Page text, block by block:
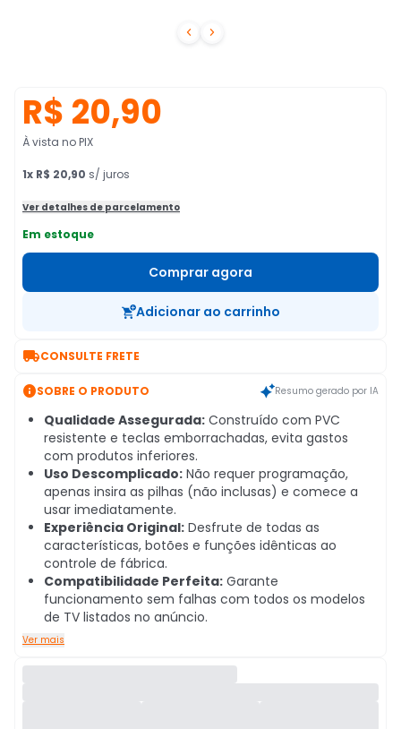
 
R$ 20,90
À vista no PIX
1x R$ 20,90 s/ juros
Ver detalhes de parcelamento
Em estoque
Comprar agora
Adicionar ao carrinho
CONSULTE FRETE
SOBRE O PRODUTO Resumo gerado por IA
Qualidade Assegurada: Construído com PVC
resistente e teclas emborrachadas, evita gastos
com produtos inferiores.
Uso Descomplicado: Não requer programação,
apenas insira as pilhas (não inclusas) e comece a
usar imediatamente.
Experiência Original: Desfrute de todas as
características, botões e funções idênticas ao
controle de fábrica.
Compatibilidade Perfeita: Garante
funcionamento sem falhas com todos os modelos
de TV listados no anúncio.
Ver mais